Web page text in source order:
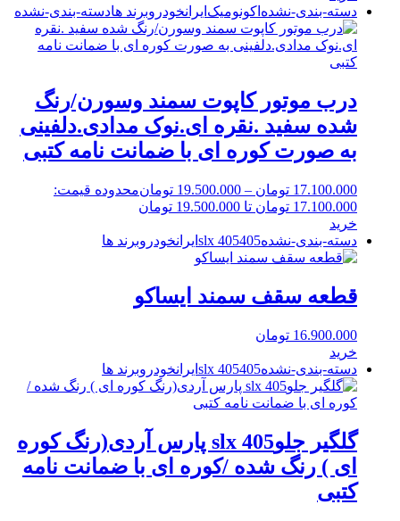
دسته-بندی-نشده اکونومیک ایرانخودروبرند هادسته-بندی-نشده
درب موتور کاپوت سمند وسورن/رنگ
شده سفید .نقره ای.نوک مدادی.دلفینی
به صورت کوره ای با ضمانت نامه کتبی
17.100.000 تومان –
19.500.000 تومانمحدوده قیمت:
17.100.000 تومان تا 19.500.000 تومان
خرید
دسته-بندی-نشده
405405 slx ایرانخودروبرند ها
قطعه سقف سمند ایساکو
16.900.000 تومان
خرید
دسته-بندی-نشده
405405 slx ایرانخودروبرند ها
گلگیر جلو405 slx پارس آردی(رنگ کوره
ای ) رنگ شده /کوره ای با ضمانت نامه
کتبی